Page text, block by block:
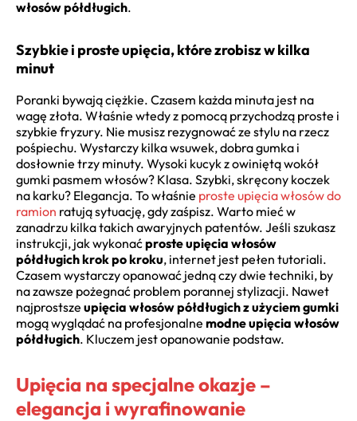
włosów półdługich.
Szybkie i proste upięcia, które zrobisz w kilka
minut
Poranki bywają ciężkie. Czasem każda minuta jest na
wagę złota. Właśnie wtedy z pomocą przychodzą proste i
szybkie fryzury. Nie musisz rezygnować ze stylu na rzecz
pośpiechu. Wystarczy kilka wsuwek, dobra gumka i
dosłownie trzy minuty. Wysoki kucyk z owiniętą wokół
gumki pasmem włosów? Klasa. Szybki, skręcony koczek
na karku? Elegancja. To właśnie proste upięcia włosów do
ramion ratują sytuację, gdy zaśpisz. Warto mieć w
zanadrzu kilka takich awaryjnych patentów. Jeśli szukasz
instrukcji, jak wykonaćproste upięcia włosów
półdługich krok po kroku, internet jest pełen tutoriali.
Czasem wystarczy opanować jedną czy dwie techniki, by
na zawsze pożegnać problem porannej stylizacji. Nawet
najprostsze upięcia włosów półdługich z użyciem gumki
mogą wyglądać na profesjonalne modne upięcia włosów
półdługich. Kluczem jest opanowanie podstaw.
Upięcia na specjalne okazje –
elegancja i wyrafinowanie